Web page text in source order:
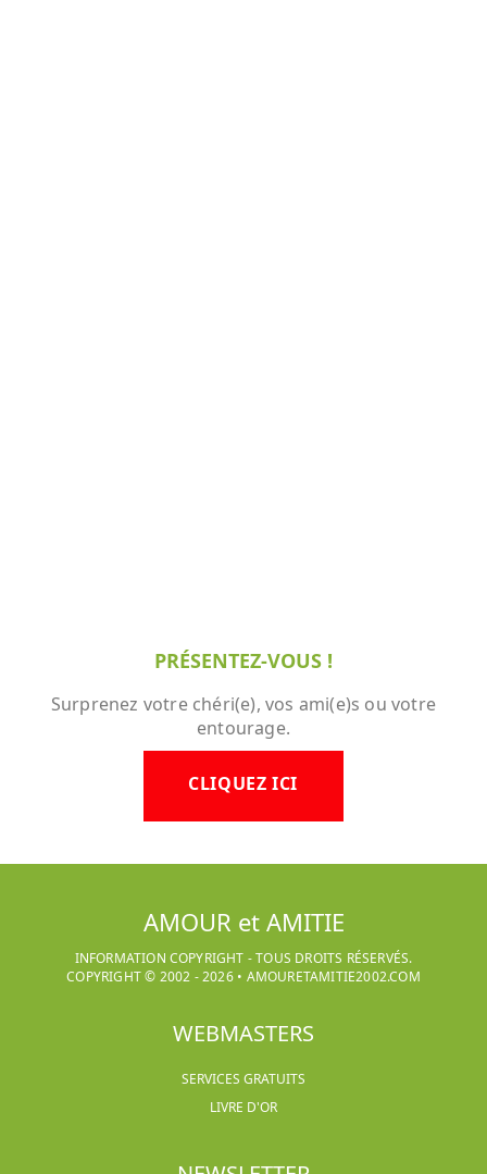
PRÉSENTEZ-VOUS !
Surprenez votre chéri(e), vos ami(e)s ou votre
entourage.
CLIQUEZ ICI
AMOUR et AMITIE
INFORMATION COPYRIGHT - TOUS DROITS RÉSERVÉS.
COPYRIGHT © 2002 -2026• AMOURETAMITIE2002.COM
WEBMASTERS
SERVICES GRATUITS
LIVRE D'OR